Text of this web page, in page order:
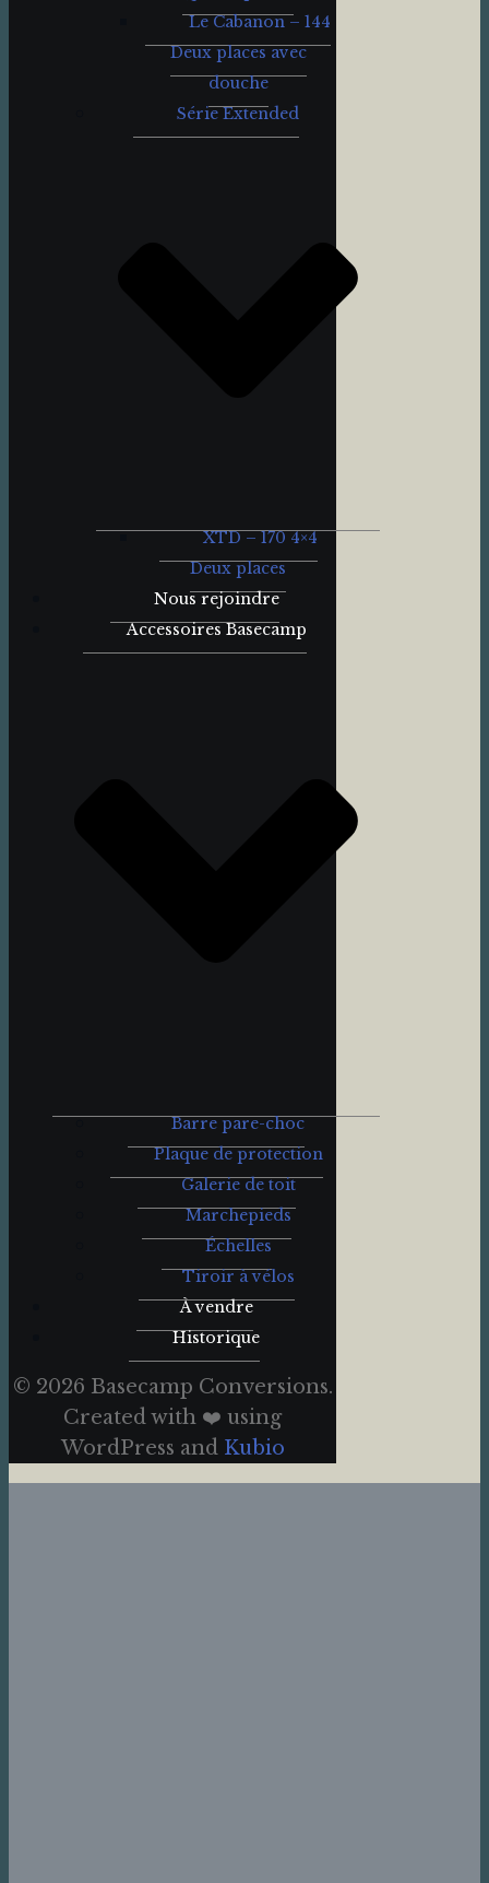
Le Cabanon – 144
Deux places avec
douche
Série Extended
XTD – 170 4×4
Deux places
Nous rejoindre
Accessoires Basecamp
Barre pare-choc
Plaque de protection
Galerie de toit
Marchepieds
Échelles
Tiroir à vélos
À vendre
Historique
© 2026 Basecamp Conversions.
Created with ❤️ using
WordPress and Kubio